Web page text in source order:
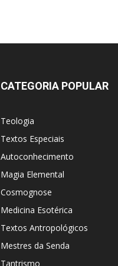
CATEGORIA POPULAR
Teologia
Textos Especiais
Autoconhecimento
Magia Elemental
Cosmognose
Medicina Esotérica
Textos Antropológicos
Mestres da Senda
Tantrismo